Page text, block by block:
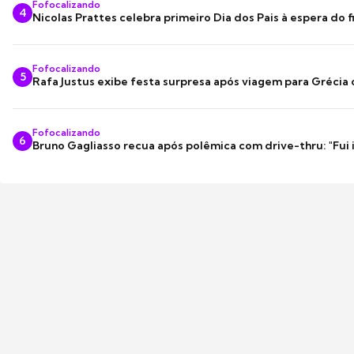
4
Fofocalizando
Nicolas Prattes celebra primeiro Dia dos Pais à espera do
5
Fofocalizando
Rafa Justus exibe festa surpresa após viagem para Grécia
6
Fofocalizando
Bruno Gagliasso recua após polêmica com drive-thru: "Fui